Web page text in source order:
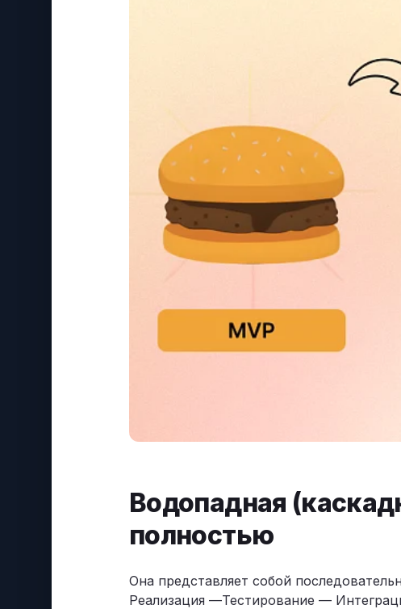
Водопадная
полностью
Она представляет собой
Реализация —Тестирование —